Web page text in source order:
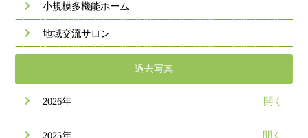
小規模多機能ホーム
地域交流サロン
過去写真
2026年
2025年